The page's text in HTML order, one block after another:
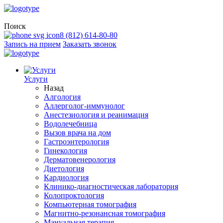
Поиск
8 (812) 614-80-80
Запись на прием Заказать звонок
Услуги
Назад
Алгология
Аллерголог-иммунолог
Анестезиология и реанимация
Водолечебница
Вызов врача на дом
Гастроэнтерология
Гинекология
Дерматовенерология
Диетология
Кардиология
Клинико-диагностическая лаборатория
Колопроктология
Компьютерная томография
Магнитно-резонансная томография